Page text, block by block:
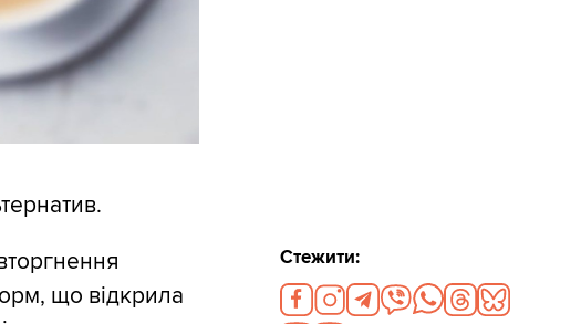
що відкрила
Стежити: